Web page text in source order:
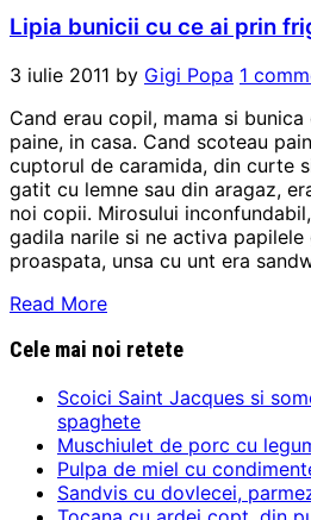
Lipia bunicii cu ce ai prin
3 iulie 2011 by Gigi Popa 1
Cand erau copil, mama si
paine, in casa. Cand scoteau
cuptorul de caramida, din curte
gatit cu lemne sau din aragaz,
noi copii. Mirosului
gadila narile si ne activa papilele
proaspata, unsa cu unt era
Read More
Cele mai noi retete
Scoici Saint Jacques si
spaghete
Muschiulet de porc cu
Pulpa de miel cu
Sandvis cu dovlecei,